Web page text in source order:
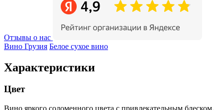
Отзывы о нас
Вино Грузия Белое сухое вино
Характеристики
Цвет